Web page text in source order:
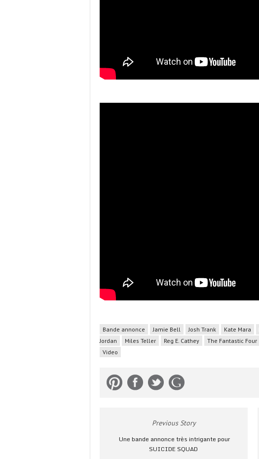
Bande annonce Jamie Bell Josh Trank Kate Mara
Jordan
Miles Teller Reg E. Cathey The Fantastic Four
Video
Previous Story
Une bande annonce très intrigante pour
SUICIDE SQUAD